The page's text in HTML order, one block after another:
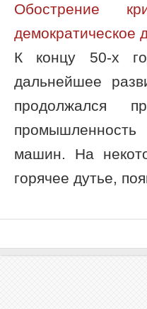
Обострение
демократическое
К концу 50-х
дальнейшее
продолжался
машин. На
горячее дутье,